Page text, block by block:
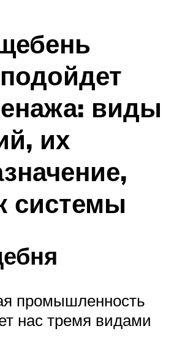
виды
их
системы
промышленность
нас тремя видами